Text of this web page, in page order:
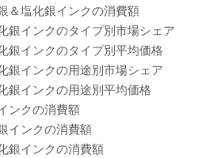
＆塩化銀インクの消費額
銀インクのタイプ別市場シェア
銀インクのタイプ別平均価格
銀インクの用途別市場シェア
銀インクの用途別平均価格
ンクの消費額
インクの消費額
銀インクの消費額